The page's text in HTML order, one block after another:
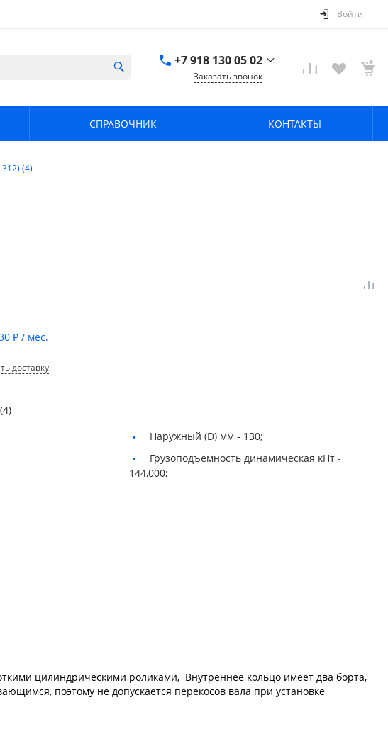
Войти
+7 918 130 05 02
Заказать звонок
СПРАВОЧНИК КОНТАКТЫ
(4)
₽ / мес.
доставку
Наружный (D) мм - 130;
Грузоподъемность динамическая кНт -
144,000;
цилиндрическими роликами, Внутреннее кольцо имеет два борта,
поэтому не допускается перекосов вала при установке